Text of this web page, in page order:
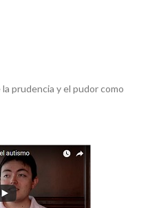
prudencia y el pudor como